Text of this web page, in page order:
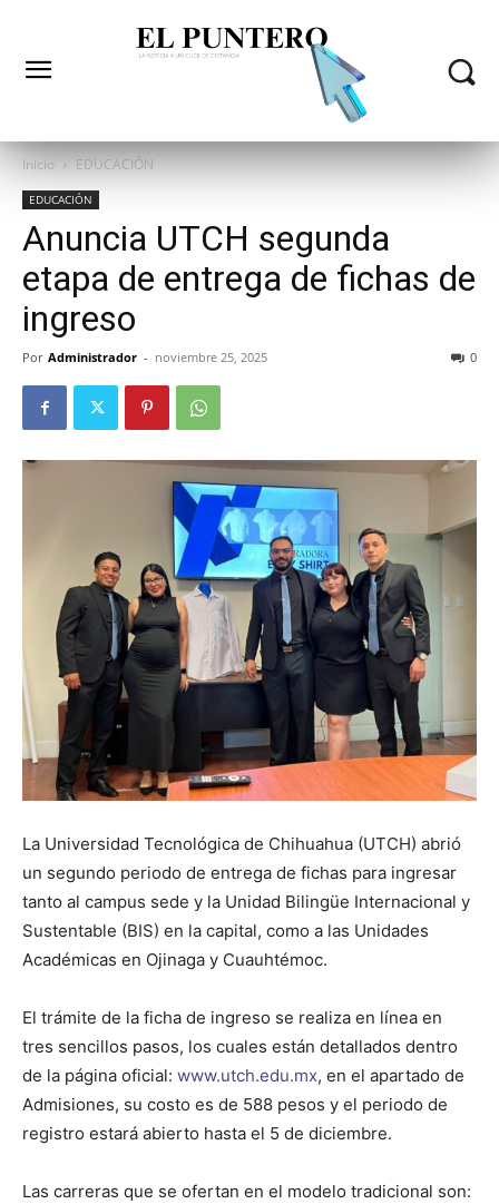
Inicio EDUCACIÓN
EDUCACIÓN
Anuncia UTCH segunda
etapa de entrega de fichas de
ingreso
Por Administrador - noviembre 25, 2025 0
La Universidad Tecnológica de Chihuahua (UTCH) abrió
un segundo periodo de entrega de fichas para ingresar
tanto al campus sede y la Unidad Bilingüe Internacional y
Sustentable (BIS) en la capital, como a las Unidades
Académicas en Ojinaga y Cuauhtémoc.
El trámite de la ficha de ingreso se realiza en línea en
tres sencillos pasos, los cuales están detallados dentro
de la página oficial: www.utch.edu.mx, en el apartado de
Admisiones, su costo es de 588 pesos y el periodo de
registro estará abierto hasta el 5 de diciembre.
Las carreras que se ofertan en el modelo tradicional son: